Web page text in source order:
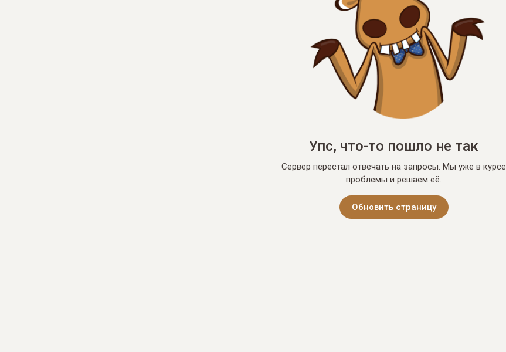
Упс, что-то пошло не так
Сервер перестал отвечать на запросы. Мы уже в курсе
проблемы и решаем её.
Обновить страницу